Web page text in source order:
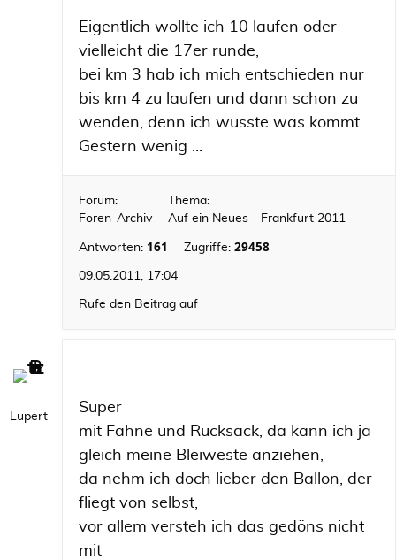
Eigentlich wollte ich 10 laufen oder
vielleicht die 17er runde,
bei km 3 hab ich mich entschieden nur
bis km 4 zu laufen und dann schon zu
wenden, denn ich wusste was kommt.
Gestern wenig ...
Forum:
Foren-Archiv
Thema:
Auf ein Neues - Frankfurt 2011
Antworten: 161 Zugriffe: 29458
09.05.2011, 17:04
Rufe den Beitrag auf
Lupert
Super
mit Fahne und Rucksack, da kann ich ja
gleich meine Bleiweste anziehen,
da nehm ich doch lieber den Ballon, der
fliegt von selbst,
vor allem versteh ich das gedöns nicht
mit